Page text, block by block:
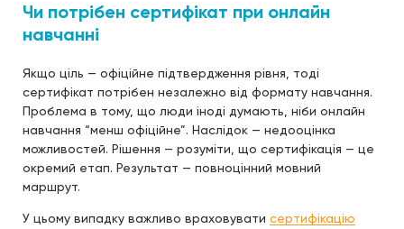
Чи потрібен сертифікат при онлайн
навчанні
Якщо ціль — офіційне підтвердження рівня, тоді
сертифікат потрібен незалежно від формату навчання.
Проблема в тому, що люди іноді думають, ніби онлайн
навчання “менш офіційне”. Наслідок — недооцінка
можливостей. Рішення — розуміти, що сертифікація — це
окремий етап. Результат — повноцінний мовний
маршрут.
У цьому випадку важливо враховувати сертифікацію